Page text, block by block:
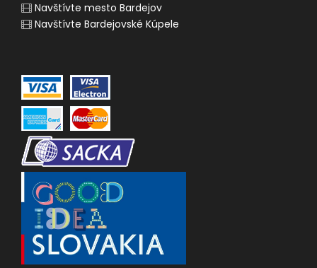
Navštívte mesto Bardejov
Navštívte Bardejovské Kúpele